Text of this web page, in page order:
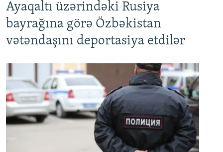
Ayaqaltı üzərindəki Rusiya
bayrağına görə Özbəkistan
vətəndaşını deportasiya etdilər